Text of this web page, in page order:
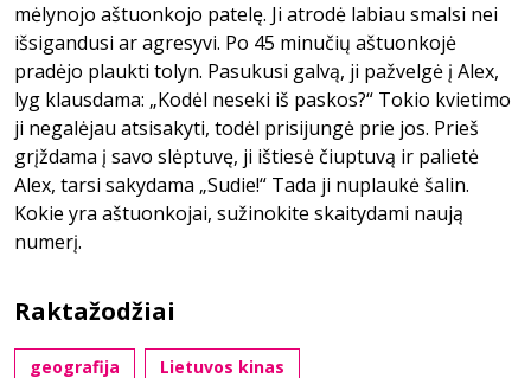
mėlynojo aštuonkojo patelę. Ji atrodė labiau smalsi nei
išsigandusi ar agresyvi. Po 45 minučių aštuonkojė
pradėjo plaukti tolyn. Pasukusi galvą, ji pažvelgė į Alex,
lyg klausdama: „Kodėl neseki iš paskos?“ Tokio kvietimo
ji negalėjau atsisakyti, todėl prisijungė prie jos. Prieš
grįždama į savo slėptuvę, ji ištiesė čiuptuvą ir palietė
Alex, tarsi sakydama „Sudie!“ Tada ji nuplaukė šalin.
Kokie yra aštuonkojai, sužinokite skaitydami naują
numerį.
Raktažodžiai
geografija Lietuvos kinas